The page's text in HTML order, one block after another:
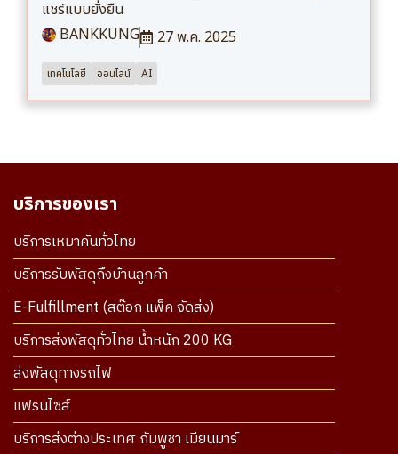
แชร์แบบยั่งยืน
BANKKUNG
27 พ.ค. 2025
เทคโนโลยี ออนไลน์ AI
บริการของเรา
บริการเหมาคันทั่วไทย
บริการรับพัสดุถึงบ้านลูกค้า
E-Fulfillment (สต๊อก แพ็ค จัดส่ง)
บริการส่งพัสดุทั่วไทย น้ำหนัก 200 KG
ส่งพัสดุทางรถไฟ
แฟรนไซส์
บริการส่งต่างประเทศ กัมพูชา เมียนมาร์